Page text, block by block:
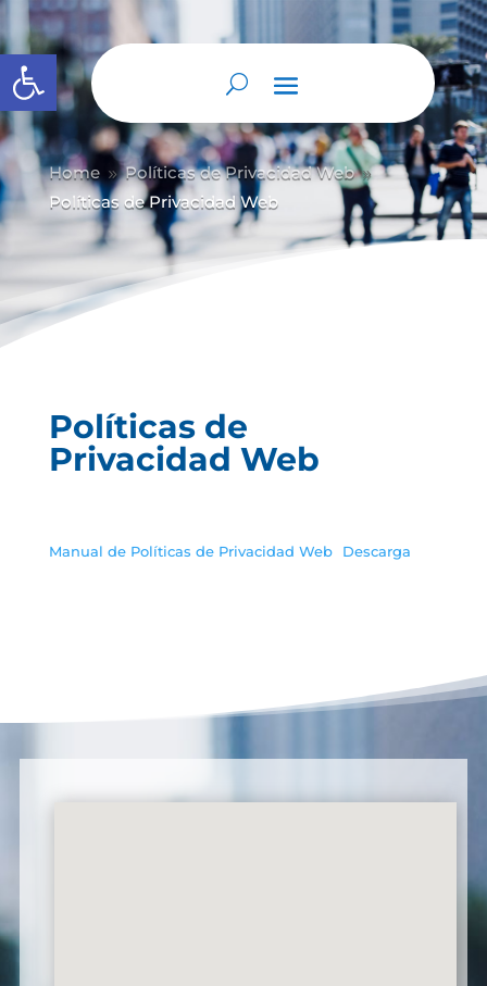
Abrir barra de herramientas
Home 9 Políticas de Privacidad Web 9
Políticas de Privacidad Web
Políticas de
Privacidad Web
Manual de Políticas de Privacidad Web Descarga